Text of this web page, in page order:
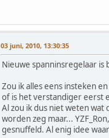
03 juni, 2010, 13:30:35
Nieuwe spanninsregelaar is
Zou ik alles eens insteken
of is het verstandiger eerst
Al zou ik dus niet weten
worden zeg maar...
gesnuffeld. Al enig idee